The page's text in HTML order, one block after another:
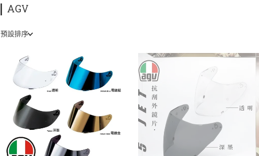
AGV
預設排序